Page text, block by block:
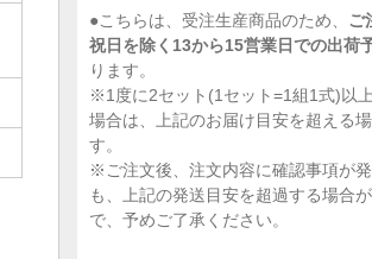
●こちらは、受注生産商品のため、 ご
祝日を除く13から15営業日での出荷
ります。
※1度に2セット(1セット=1組1式)以
場合は、上記のお届け目安を超える
す。
※ご注文後、注文内容に確認事項が
も、上記の発送目安を超過する場合
で、予めご了承ください。